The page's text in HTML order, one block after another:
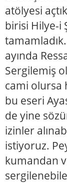
atölyesi
birisi Hilye-i
ayında
Sergilemiş
cami olursa
bu eseri
de yine
izinler
istiyoruz.
kumandan